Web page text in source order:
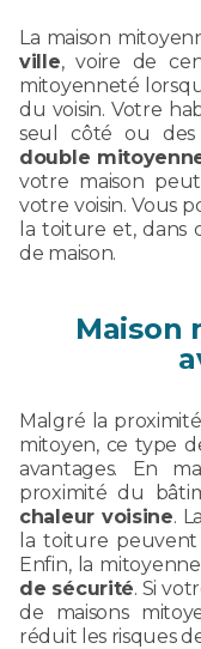
La maison
ville, voire de
mitoyenneté
du voisin. Votre
seul côté ou
double
votre maison
votre voisin. Vous
la toiture et, dans
de maison.
Maison
Malgré la
mitoyen, ce type
avantages. En
proximité du
chaleur voisine.
la toiture peuvent
Enfin, la
de sécurité. Si
de maisons
réduit les risques